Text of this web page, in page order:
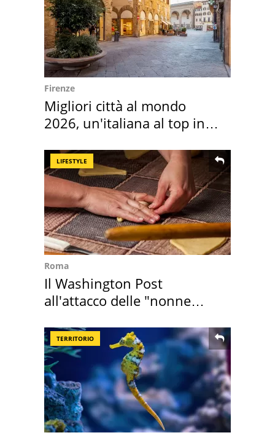
Firenze
Migliori città al mondo
2026, un'italiana al top in
LIFESTYLE
Roma
Il Washington Post
all'attacco delle "nonne
TERRITORIO